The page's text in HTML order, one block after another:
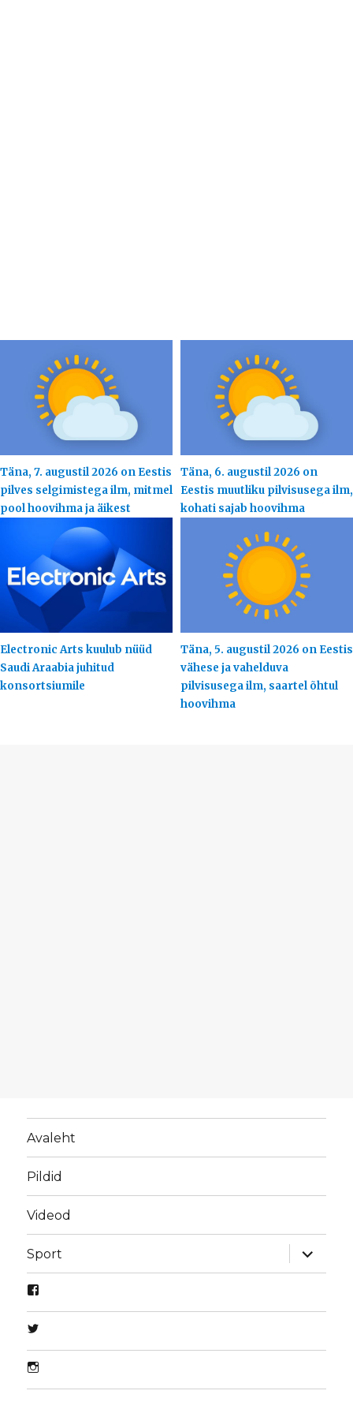
Täna, 7. augustil 2026 on Eestis
pilves selgimistega ilm, mitmel
pool hoovihma ja äikest
Täna, 6. augustil 2026 on
Eestis muutliku pilvisusega ilm,
kohati sajab hoovihma
Electronic Arts kuulub nüüd
Saudi Araabia juhitud
konsortsiumile
Täna, 5. augustil 2026 on Eestis
vähese ja vahelduva
pilvisusega ilm, saartel õhtul
hoovihma
Avaleht
Pildid
Videod
Sport
laienda